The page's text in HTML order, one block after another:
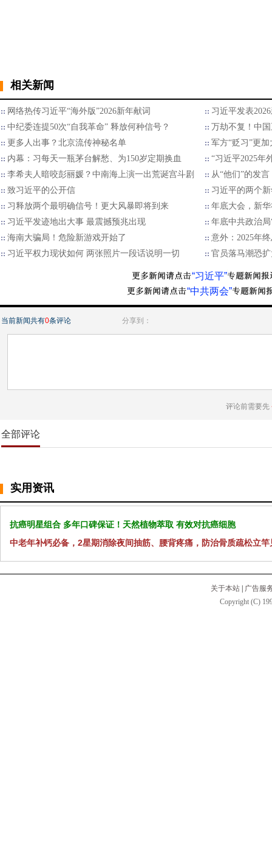
相关新闻
网络热传习近平“海外版”2026新年献词
习近平发表
中纪委连提50次“自我革命” 释放何种信号？
万劫不复！中
更多人出事？北京流传神秘名单
军方“贬习”更加
内幕：习每天一瓶茅台解愁、为150岁定期换血
“习近平2025年
李希夫人暗咬彭丽媛？中南海上演一出荒诞宫斗剧
从“他们”的发
致习近平的公开信
习近平的两个
习释放两个最明确信号！更大风暴即将到来
年底大会，新
习近平发迹地出大事 最震撼预兆出现
年底中共政治
海南大骗局！危险新游戏开始了
意外：2025年
习近平权力现状如何 两张照片一段话说明一切
官员落马潮恐
“习近平”
“中共两会”
当前新闻共有0条评论 分享到：
评论前需要先
全部评论
实用资讯
抗癌明星组合 多年口碑保证！天然植物萃取 有效对抗癌细胞
中老年补钙必备，2星期消除夜间抽筋、腰背疼痛，防治骨质疏松立竿
关于本站
广告服
Copyright (C)